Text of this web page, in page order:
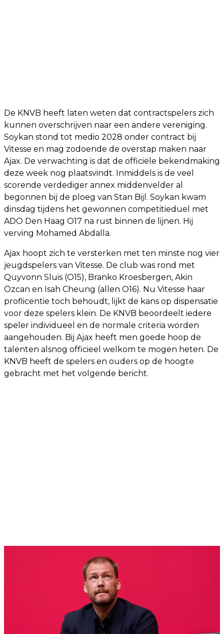
De KNVB heeft laten weten dat contractspelers zich
kunnen overschrijven naar een andere vereniging.
Soykan stond tot medio 2028 onder contract bij
Vitesse en mag zodoende de overstap maken naar
Ajax. De verwachting is dat de officiële bekendmaking
deze week nog plaatsvindt. Inmiddels is de veel
scorende verdediger annex middenvelder al
begonnen bij de ploeg van Stan Bijl. Soykan kwam
dinsdag tijdens het gewonnen competitieduel met
ADO Den Haag O17 na rust binnen de lijnen. Hij
verving Mohamed Abdalla.
Ajax hoopt zich te versterken met ten minste nog vier
jeugdspelers van Vitesse. De club was rond met
Quyvonn Sluis (O15), Branko Kroesbergen, Akin
Özcan en Isah Cheung (allen O16). Nu Vitesse haar
proflicentie toch behoudt, lijkt de kans op dispensatie
voor deze spelers klein. De KNVB beoordeelt iedere
speler individueel en de normale criteria worden
aangehouden. Bij Ajax heeft men goede hoop de
talenten alsnog officieel welkom te mogen heten. De
KNVB heeft de spelers en ouders op de hoogte
gebracht met het volgende bericht.